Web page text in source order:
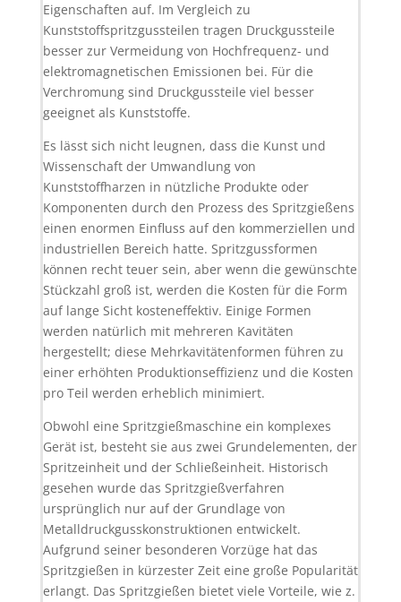
Eigenschaften auf. Im Vergleich zu
Kunststoffspritzgussteilen tragen Druckgussteile
besser zur Vermeidung von Hochfrequenz- und
elektromagnetischen Emissionen bei. Für die
Verchromung sind Druckgussteile viel besser
geeignet als Kunststoffe.
Es lässt sich nicht leugnen, dass die Kunst und
Wissenschaft der Umwandlung von
Kunststoffharzen in nützliche Produkte oder
Komponenten durch den Prozess des Spritzgießens
einen enormen Einfluss auf den kommerziellen und
industriellen Bereich hatte. Spritzgussformen
können recht teuer sein, aber wenn die gewünschte
Stückzahl groß ist, werden die Kosten für die Form
auf lange Sicht kosteneffektiv. Einige Formen
werden natürlich mit mehreren Kavitäten
hergestellt; diese Mehrkavitätenformen führen zu
einer erhöhten Produktionseffizienz und die Kosten
pro Teil werden erheblich minimiert.
Obwohl eine Spritzgießmaschine ein komplexes
Gerät ist, besteht sie aus zwei Grundelementen, der
Spritzeinheit und der Schließeinheit. Historisch
gesehen wurde das Spritzgießverfahren
ursprünglich nur auf der Grundlage von
Metalldruckgusskonstruktionen entwickelt.
Aufgrund seiner besonderen Vorzüge hat das
Spritzgießen in kürzester Zeit eine große Popularität
erlangt. Das Spritzgießen bietet viele Vorteile, wie z.